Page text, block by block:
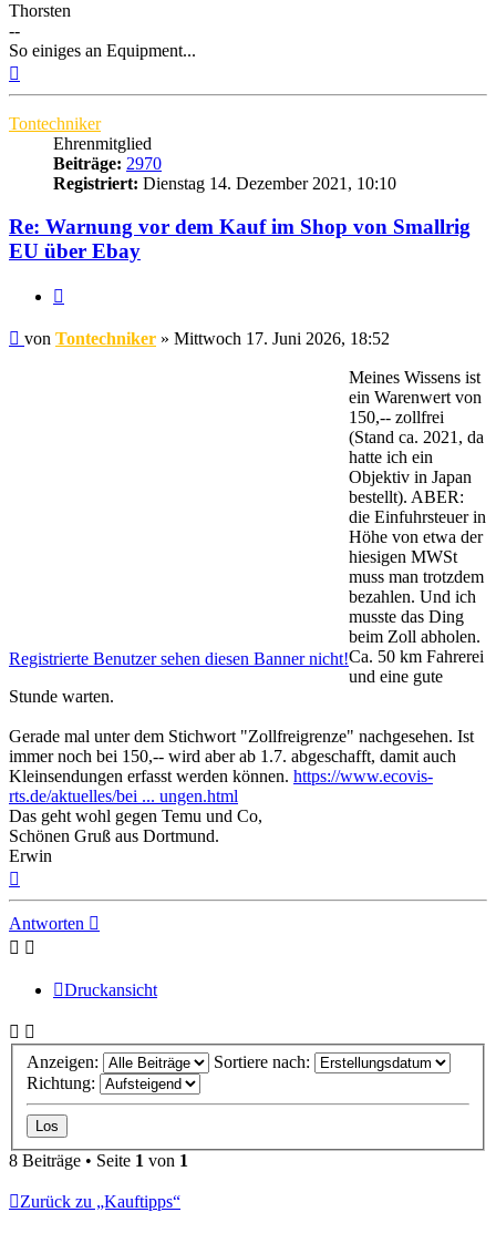
Thorsten
--
So einiges an Equipment...
Tontechniker
Ehrenmitglied
Beiträge: 2970
Registriert: Dienstag 14. Dezember 2021, 10:10
Re: Warnung vor dem Kauf im Shop von Smallrig
EU über Ebay
Beitrag
von Tontechniker » Mittwoch 17. Juni 2026, 18:52
Registrierte Benutzer sehen diesen Banner nicht!
Meines Wissens ist
ein Warenwert von
150,-- zollfrei
(Stand ca. 2021, da
hatte ich ein
Objektiv in Japan
bestellt). ABER:
die Einfuhrsteuer in
Höhe von etwa der
hiesigen MWSt
muss man trotzdem
bezahlen. Und ich
musste das Ding
beim Zoll abholen.
Ca. 50 km Fahrerei
und eine gute
Stunde warten.
Gerade mal unter dem Stichwort "Zollfreigrenze" nachgesehen. Ist
immer noch bei 150,-- wird aber ab 1.7. abgeschafft, damit auch
Kleinsendungen erfasst werden können. https://www.ecovis-
rts.de/aktuelles/bei ... ungen.html
Das geht wohl gegen Temu und Co,
Schönen Gruß aus Dortmund.
Erwin
oben
Antworten
Druckansicht
Anzeigen:
Sortiere nach:
Richtung:
8 Beiträge • Seite 1 von 1
Zurück zu „Kauftipps“